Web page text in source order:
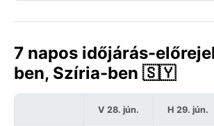
7 napos időjárás-
ben, Szíria-ben 🇸🇾
V 28. jún. H 29. jún.